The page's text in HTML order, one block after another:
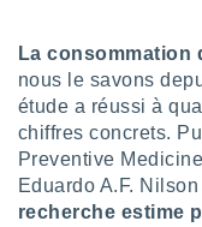
qu'ils
ou
de
La consommation
nous le savons
étude a réussi à
chiffres concrets.
Preventive
Eduardo A.F.
recherche estime